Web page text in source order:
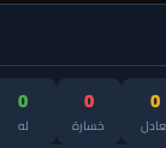
0
0
خسارة
0
له